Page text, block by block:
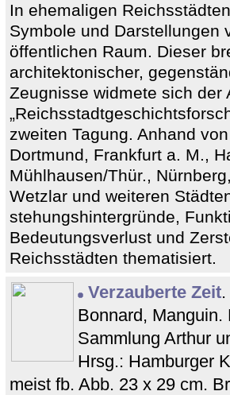
In ehemaligen
Symbole und Darstellungen
öffentlichen Raum. Dieser
architektonischer,
Zeugnisse widmete sich der
zweiten Tagung. Anhand
Dortmund, Frankfurt a. M.,
Mühlhausen/Thür.,
Wetzlar und weiteren
stehungshintergründe,
Bedeutungsverlust und
Reichsstädten thematisiert.
Verzauberte Zeit
Bonnard,
Sammlung Arthur
Hrsg.: Hamburger
meist fb. Abb. 23 x 29 cm.